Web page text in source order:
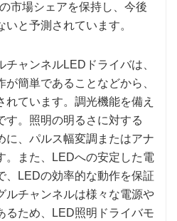
市場シェアを保持し、今後
と予測されています。
ャンネルLEDドライバは、
が簡単であることなどから、
ています。調光機能を備え
す。照明の明るさに対する
に、パルス幅変調またはアナ
。また、LEDへの安定した電
、LEDの効率的な動作を保証
ルチャンネルは様々な電源や
るため、LED照明ドライバモ